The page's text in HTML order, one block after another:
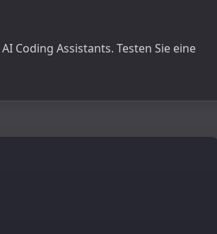
AI Coding Assistants. Testen Sie eine